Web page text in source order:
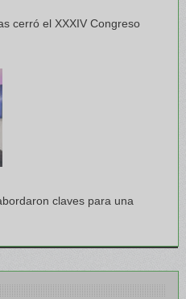
cerró el XXXIV Congreso
claves para una